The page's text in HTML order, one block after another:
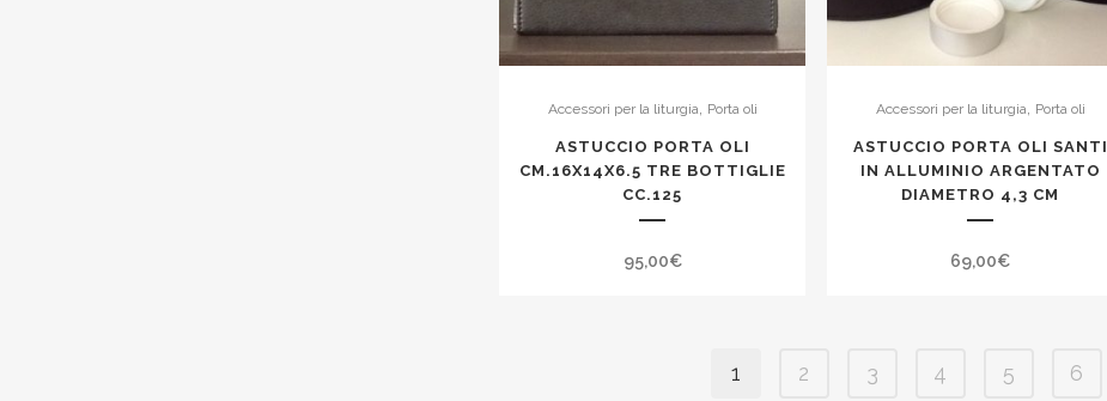
Accessori per la liturgia Porta oli
ASTUCCIO PORTA OLI
CM.16X14X6.5 TRE BOTTIGLIE
CC.125
95,00€
Accessori per la liturgia Porta oli
ASTUCCIO PORTA OLI SANTI
IN ALLUMINIO ARGENTATO
DIAMETRO 4,3 CM
69,00€
1 2 3 4 5 6